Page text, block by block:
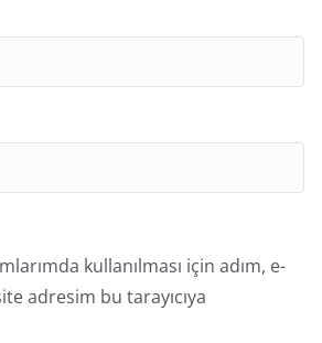
kullanılması için adım, e-
adresim bu tarayıcıya